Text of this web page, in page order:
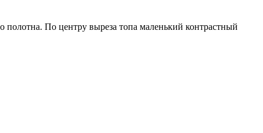
полотна. По центру выреза топа маленький контрастный